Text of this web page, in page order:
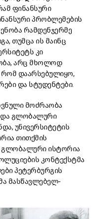
ფინანსური
პრობლემების
რამდენჯერმე
თუმცა ის მაინც
კი
არც მხოლოდ
რომ დაარსებულიყო,
და სტუდენტები.
მოძრაობა
და გლობალური
უნივერსიტეტის
თითქმის
გლობალური ისტორია
კონტექსტმა
პეტერბურგის
მასწავლებელ-